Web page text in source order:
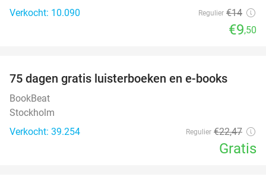
Verkocht: 10.090
Regulier €14
€9,50
75 dagen gratis luisterboeken en e-books
BookBeat
Stockholm
Verkocht: 39.254
Regulier €22,47
Gratis